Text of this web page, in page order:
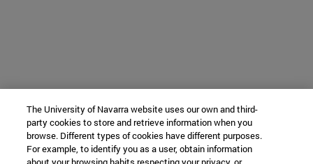
The University of Navarra website uses our own and third-
party cookies to store and retrieve information when you
browse. Different types of cookies have different purposes.
For example, to identify you as a user, obtain information